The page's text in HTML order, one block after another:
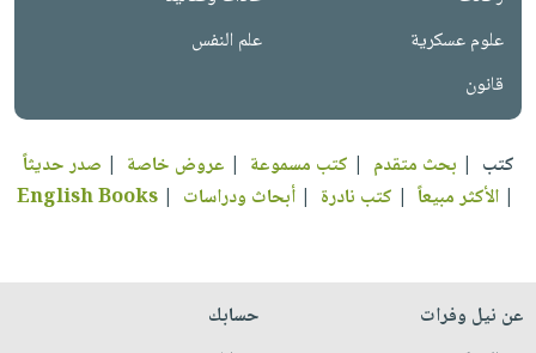
منزلية
اكسسوارات
ملابس
مطرزات
حقائب
عناية
بالذات
صابون
الاشتراكات
صندوق
القراءة
iKitab
بلا
حدود
متقدم
وفرات
عن
سياسة
الشركة
لائحة
الأمنيات
علوم عسكرية
علم النفس
قانون
كتب | بحث متقدم | كتب مسموعة | عروض خاصة | صدر حديثاً
| الأكثر مبيعاً | كتب نادرة | أبحاث ودراسات |
English Books
عن نيل وفرات
حسابك